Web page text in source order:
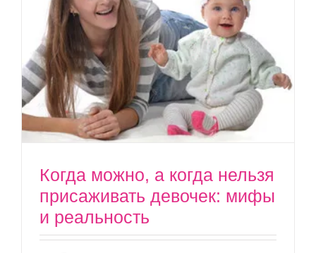
Когда можно, а когда нельзя
присаживать девочек: мифы
и реальность